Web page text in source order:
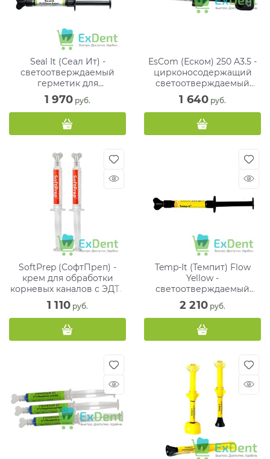
Seal It (Сеал Ит) -
светоотверждаемый
герметик для
запечатывания фиссур (2
х 1,2 г)
1 970 руб.
EsCom (Еском) 250 A3.5 -
цирконосодержащий
светоотверждаемый
композитный материал (4
г)
1 640 руб.
SoftPrep (СофтПреп) -
крем для обработки
корневых каналов с ЭДТА
(2 х 6 г)
1 110 руб.
Temp-It (Темпит) Flow
Yellow -
светоотверждаемый
материал для
временного
пломбирования (4 х 1.2
мл)
2 210 руб.